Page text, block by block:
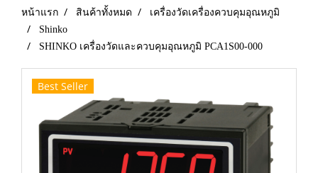
หน้าแรก สินค้าทั้งหมด
เครื่องวัดเครื่องควบคุมอุณหภูมิ
Shinko
SHINKO เครื่องวัดและควบคุมอุณหภูมิ PCA1S00-000
Best Seller